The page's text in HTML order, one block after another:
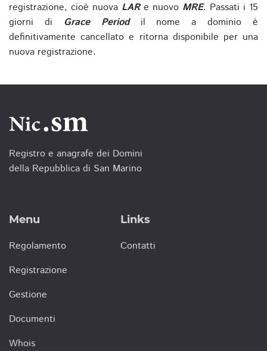
registrazione, cioè nuova LARe nuovo MRE. Passati i 15
giorni di Grace Periodil nome a dominio è
definitivamente cancellato e ritorna disponibile per una
nuova registrazione.
Registro e anagrafe dei Domini
della Repubblica di San Marino
Menu
Regolamento
Registrazione
Gestione
Documenti
Whois
Links
Contatti